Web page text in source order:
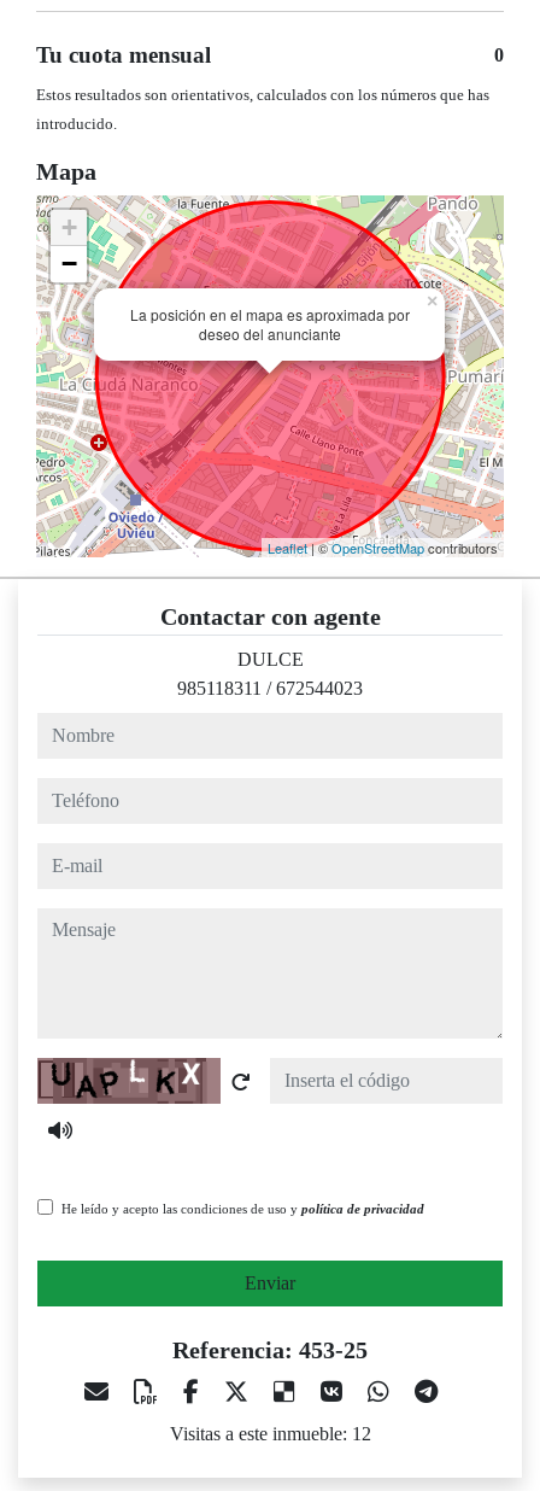
Tu cuota mensual 0
Estos resultados son orientativos, calculados con los números que has
introducido.
Mapa
La posición en el mapa es aproximada por
deseo del anunciante
×
+
−
Leaflet| ©OpenStreetMapcontributors
Contactar con agente
DULCE
985118311 /672544023
nombre
teléfono
e-mail
mensaje
Captcha
He leído y acepto las condiciones de uso y política de privacidad
Enviar
Referencia: 453-25
Visitas a este inmueble: 12